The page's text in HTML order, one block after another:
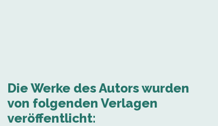
Die Werke des Autors wurden
von folgenden Verlagen
veröffentlicht: